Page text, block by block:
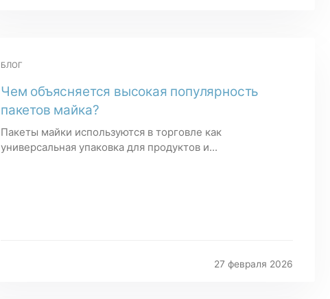
БЛОГ
Чем объясняется высокая популярность
пакетов майка?
Пакеты майки используются в торговле как
универсальная упаковка для продуктов и...
27 февраля 2026